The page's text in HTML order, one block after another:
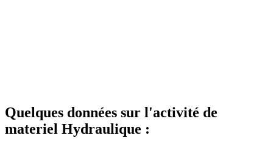
Quelques données sur l'activité de
materiel Hydraulique :